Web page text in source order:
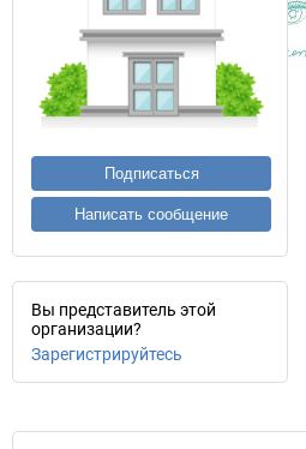
Подписаться
Написать сообщение
Вы представитель этой
организации?
Зарегистрируйтесь